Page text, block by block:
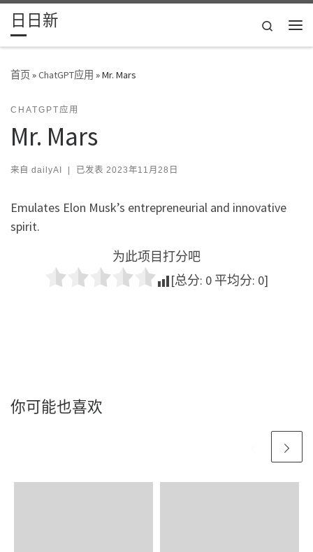
Skip to content
日日新
Search
首页»ChatGPT应用 »Mr. Mars
CHATGPT应用
Mr. Mars
来自 dailyAI | 已发表 2023年11月28日
Emulates Elon Musk’s entrepreneurial and innovative
spirit.
为此项目打分吧
[总分: 0 平均分: 0]
你可能也喜欢